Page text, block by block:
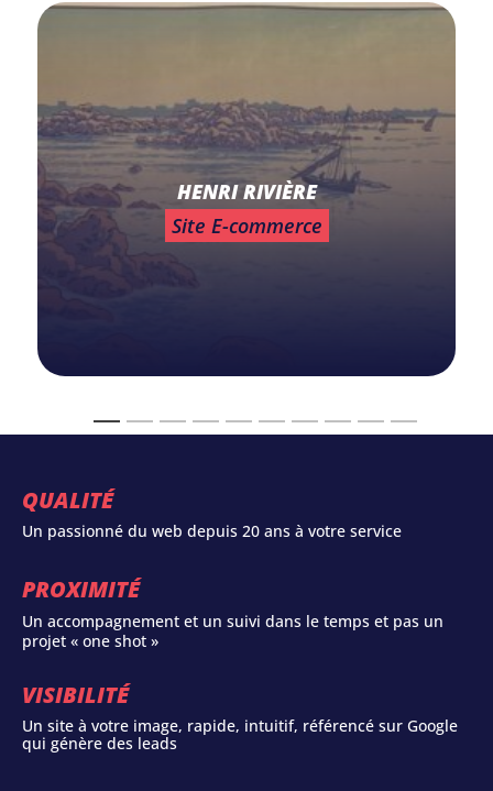
HENRI RIVIÈRE
Site E-commerce
QUALITÉ
Un passionné du web depuis 20 ans à votre service
PROXIMITÉ
Un accompagnement et un suivi dans le temps et pas un
projet « one shot »
VISIBILITÉ
Un site à votre image, rapide, intuitif, référencé sur Google
qui génère des leads